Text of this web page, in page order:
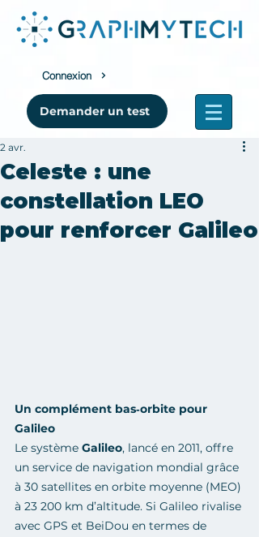
Connexion
Demander un test
Celeste : une
constellation LEO
pour renforcer Galileo
2 avr.
Un complément bas‑orbite pour
Galileo
Le système Galileo, lancé en 2011, offre
un service de navigation mondial grâce
à 30 satellites en orbite moyenne (MEO)
à 23 200 km d’altitude. Si Galileo rivalise
avec GPS et BeiDou en termes de